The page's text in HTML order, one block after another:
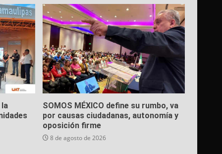
SOMOS MÉXICO define su rumbo, va
por causas ciudadanas, autonomía y
oposición firme
8 de agosto de 2026